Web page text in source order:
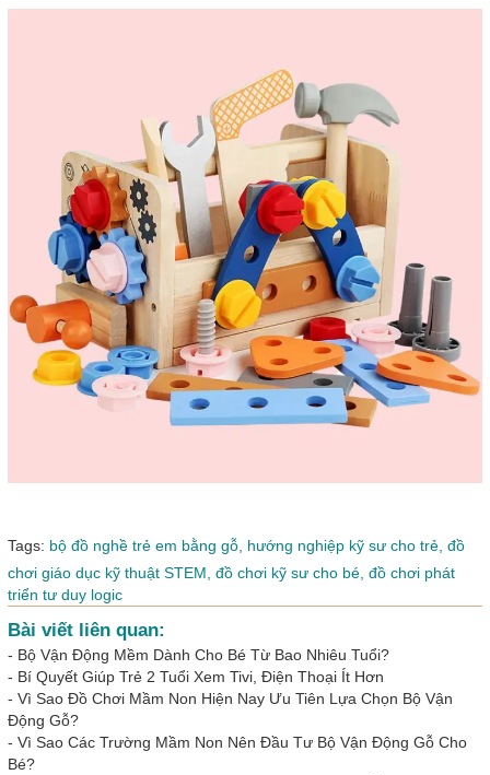
Tags: bộ đồ nghề trẻ em bằng gỗ, hướng nghiệp kỹ sư cho trẻ, đồ
chơi giáo dục kỹ thuật STEM, đồ chơi kỹ sư cho bé, đồ chơi phát
triển tư duy logic
Bài viết liên quan:
- Bộ Vận Động Mềm Dành Cho Bé Từ Bao Nhiêu Tuổi?
- Bí Quyết Giúp Trẻ 2 Tuổi Xem Tivi, Điện Thoại Ít Hơn
- Vì Sao Đồ Chơi Mầm Non Hiện Nay Ưu Tiên Lựa Chọn Bộ Vận
Động Gỗ?
- Vì Sao Các Trường Mầm Non Nên Đầu Tư Bộ Vận Động Gỗ Cho
Bé?